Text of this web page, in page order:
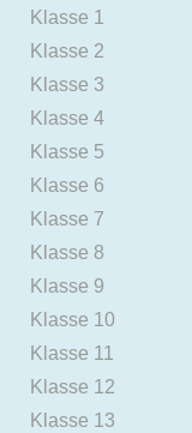
Klasse 1
Klasse 2
Klasse 3
Klasse 4
Klasse 5
Klasse 6
Klasse 7
Klasse 8
Klasse 9
Klasse 10
Klasse 11
Klasse 12
Klasse 13